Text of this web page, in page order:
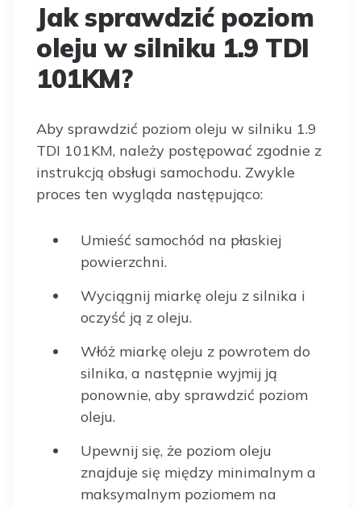
Jak sprawdzić poziom
oleju w silniku 1.9 TDI
101KM?
Aby sprawdzić poziom oleju w silniku 1.9
TDI 101KM, należy postępować zgodnie z
instrukcją obsługi samochodu. Zwykle
proces ten wygląda następująco:
Umieść samochód na płaskiej
powierzchni.
Wyciągnij miarkę oleju z silnika i
oczyść ją z oleju.
Włóż miarkę oleju z powrotem do
silnika, a następnie wyjmij ją
ponownie, aby sprawdzić poziom
oleju.
Upewnij się, że poziom oleju
znajduje się między minimalnym a
maksymalnym poziomem na